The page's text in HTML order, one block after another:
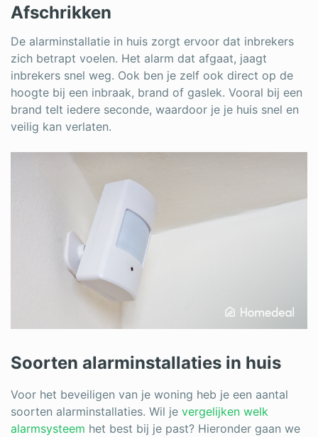
Afschrikken
De alarminstallatie in huis zorgt ervoor dat inbrekers
zich betrapt voelen. Het alarm dat afgaat, jaagt
inbrekers snel weg. Ook ben je zelf ook direct op de
hoogte bij een inbraak, brand of gaslek. Vooral bij een
brand telt iedere seconde, waardoor je je huis snel en
veilig kan verlaten.
Soorten alarminstallaties in huis
Voor het beveiligen van je woning heb je een aantal
soorten alarminstallaties. Wil je vergelijken welk
alarmsysteem het best bij je past? Hieronder gaan we